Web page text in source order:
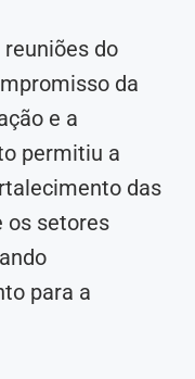
do
da
e a
permitiu a
das
os setores
para a